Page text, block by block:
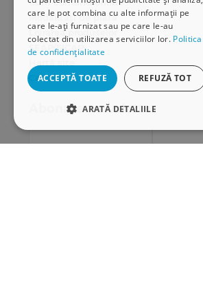
care le pot combina cu alte informații pe
care le-ați furnizat sau pe care le-au
colectat din utilizarea serviciilor lor. Politica
de confidențialitate
ACCEPTĂ TOATE REFUZĂ TOT
ARATĂ DETALIILE
Modalități de plată
Livrarea produselor
SEAP/SICAP
Cariere
Abonare newsletter